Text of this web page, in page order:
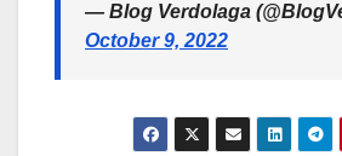
— Blog Verdolaga
October 9, 2022